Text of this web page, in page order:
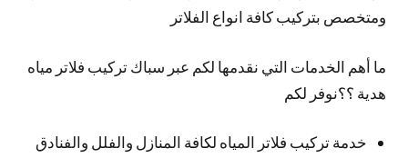
ومتخصص بتركيب كافة انواع الفلاتر
ما أهم الخدمات التي نقدمها لكم عبر سباك تركيب فلاتر مياه
هدية ؟؟نوفر لكم
خدمة تركيب فلاتر المياه لكافة المنازل والفلل والفنادق